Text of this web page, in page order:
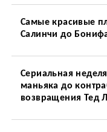
Самые красивые
Салинчи до
Сериальная
маньяка до
возвращения Тед